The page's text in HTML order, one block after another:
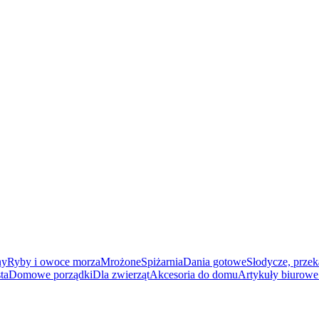
Ryby i owoce morzaMrożoneSpiżarniaDania gotoweSłodycze,
Domowe porządkiDla zwierzątAkcesoria do domuArtykuły